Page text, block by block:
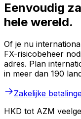
Eenvoudig
hele wereld.
Of je nu
FX-risicobeheer
adres. Plan
in meer dan 190
Zakelijke
HKD tot AZM